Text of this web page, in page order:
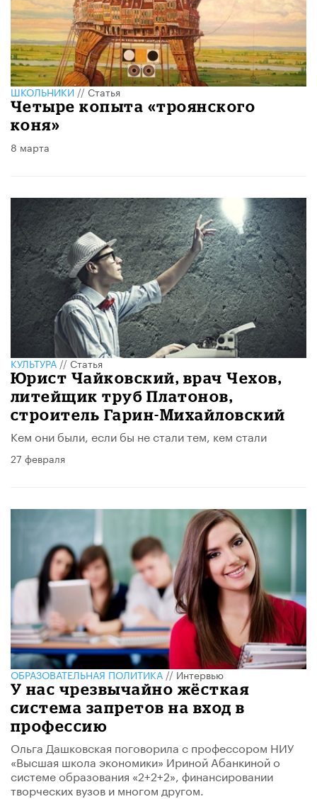
ШКОЛЬНИКИ//Статья
Четыре копыта «троянского
коня»
8 марта
КУЛЬТУРА//Статья
Юрист Чайковский, врач Чехов,
литейщик труб Платонов,
строитель Гарин-Михайловский
Кем они были, если бы не стали тем, кем стали
27 февраля
ОБРАЗОВАТЕЛЬНАЯ ПОЛИТИКА//Интервью
У нас чрезвычайно жёсткая
система запретов на вход в
профессию
Ольга Дашковская поговорила с профессором НИУ
«Высшая школа экономики» Ириной Абанкиной о
системе образования «2+2+2», финансировании
творческих вузов и многом другом.